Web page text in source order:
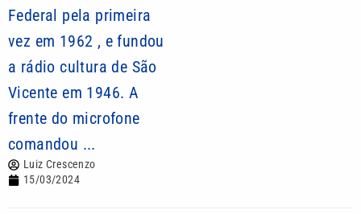
Federal pela primeira
vez em 1962 , e fundou
a rádio cultura de São
Vicente em 1946. A
frente do microfone
comandou ...
Luiz Crescenzo
15/03/2024